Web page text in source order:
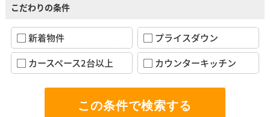
こだわりの条件
新着物件
プライスダウン
カースペース2台以上
カウンターキッチン